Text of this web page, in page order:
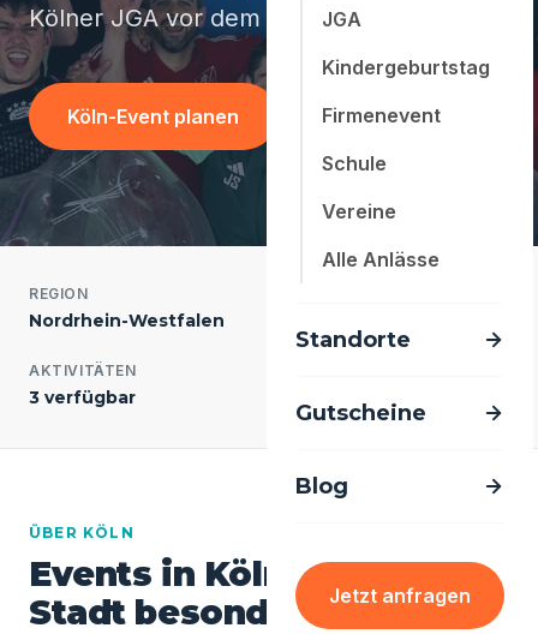
JGA
Kindergeburtstag
Firmenevent
Schule
Vereine
Alle Anlässe
Standorte
Gutscheine
Blog
Jetzt anfragen
Kölner JGA vor dem ersten Kölsch.
Köln-Event planen
REGION
Nordrhein-Westfalen
AKTIVITÄTEN
3 verfügbar
ÜBER KÖLN
Events in Köln - was die
Stadt besonders macht